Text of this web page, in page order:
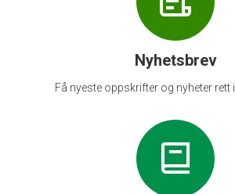
Nyhetsbrev
Få nyeste oppskrifter og nyheter rett